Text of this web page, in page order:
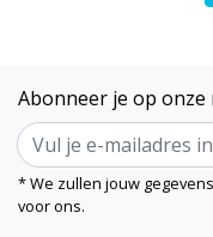
Abonneer je op
* We zullen jouw
voor ons.